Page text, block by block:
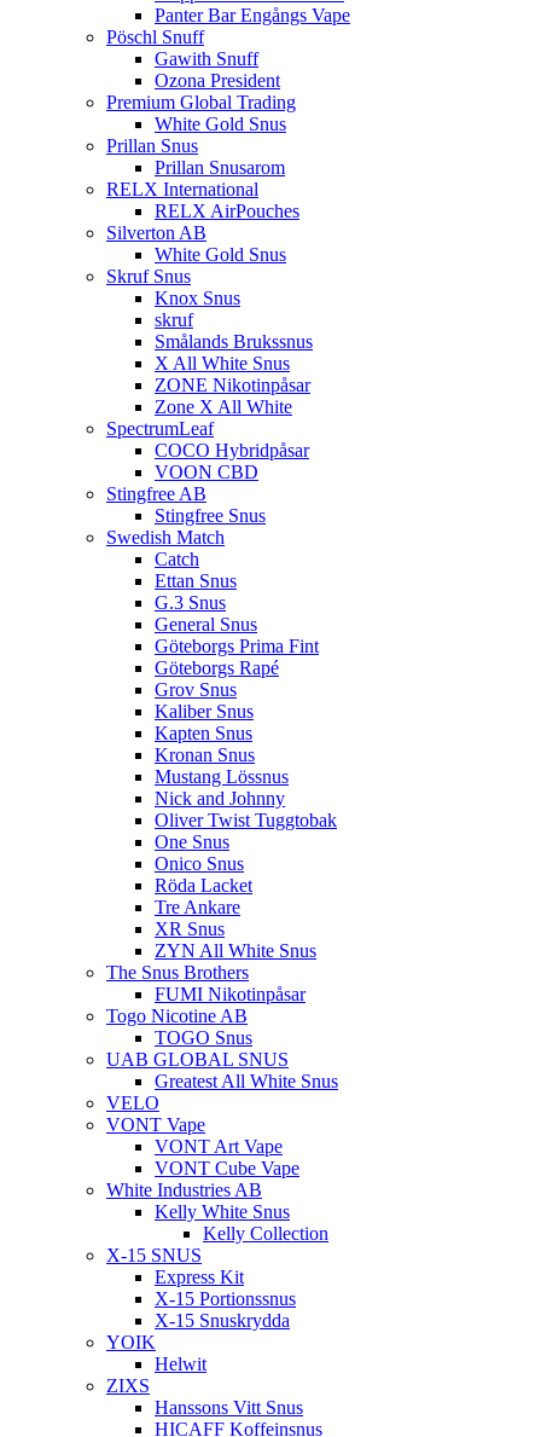
Panter Bar Engångs Vape
Pöschl Snuff
Gawith Snuff
Ozona President
Premium Global Trading
White Gold Snus
Prillan Snus
Prillan Snusarom
RELX International
RELX AirPouches
Silverton AB
White Gold Snus
Skruf Snus
Knox Snus
skruf
Smålands Brukssnus
X All White Snus
ZONE Nikotinpåsar
Zone X All White
SpectrumLeaf
COCO Hybridpåsar
VOON CBD
Stingfree AB
Stingfree Snus
Swedish Match
Catch
Ettan Snus
G.3 Snus
General Snus
Göteborgs Prima Fint
Göteborgs Rapé
Grov Snus
Kaliber Snus
Kapten Snus
Kronan Snus
Mustang Lössnus
Nick and Johnny
Oliver Twist Tuggtobak
One Snus
Onico Snus
Röda Lacket
Tre Ankare
XR Snus
ZYN All White Snus
The Snus Brothers
FUMI Nikotinpåsar
Togo Nicotine AB
TOGO Snus
UAB GLOBAL SNUS
Greatest All White Snus
VELO
VONT Vape
VONT Art Vape
VONT Cube Vape
White Industries AB
Kelly White Snus
Kelly Collection
X-15 SNUS
Express Kit
X-15 Portionssnus
X-15 Snuskrydda
YOIK
Helwit
ZIXS
Hanssons Vitt Snus
HICAFF Koffeinsnus